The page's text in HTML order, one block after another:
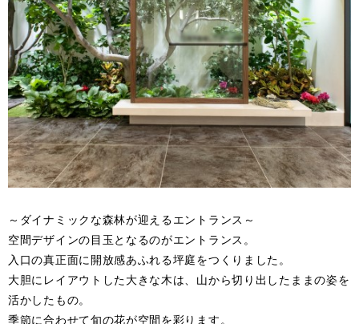
～ダイナミックな森林が迎えるエントランス～
空間デザインの目玉となるのがエントランス。
入口の真正面に開放感あふれる坪庭をつくりました。
大胆にレイアウトした大きな木は、山から切り出したままの姿を
活かしたもの。
季節に合わせて旬の花が空間を彩ります。